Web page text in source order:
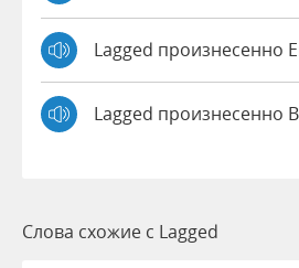
Lagged произнесенно
Lagged произнесенно
Слова схожие с Lagged